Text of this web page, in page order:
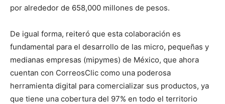
por alrededor de 658,000 millones de pesos.
De igual forma, reiteró que esta colaboración es
fundamental para el desarrollo de las micro, pequeñas y
medianas empresas (mipymes) de México, que ahora
cuentan con CorreosClic como una poderosa
herramienta digital para comercializar sus productos, ya
que tiene una cobertura del 97% en todo el territorio